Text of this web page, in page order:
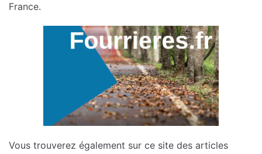
France.
Vous trouverez également sur ce site des articles